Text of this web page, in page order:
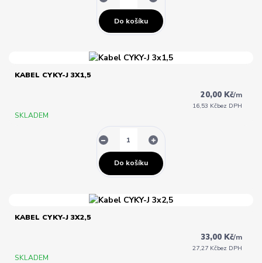
Do košíku
KABEL CYKY-J 3X1,5
20,00 Kč/m
16,53 Kčbez DPH
SKLADEM
Do košíku
KABEL CYKY-J 3X2,5
33,00 Kč/m
27,27 Kčbez DPH
SKLADEM